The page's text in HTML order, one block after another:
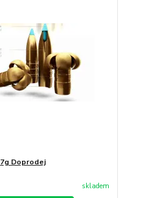
Doprodej
skladem